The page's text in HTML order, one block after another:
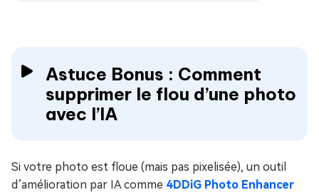
Astuce Bonus : Comment
supprimer le flou d’une photo
avec l’IA
Si votre photo est floue (mais pas pixelisée), un outil
d’amélioration par IA comme 4DDiG Photo Enhancer